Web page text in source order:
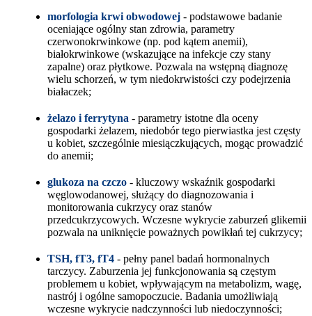
morfologia krwi obwodowej - podstawowe badanie
oceniające ogólny stan zdrowia, parametry
czerwonokrwinkowe (np. pod kątem anemii),
białokrwinkowe (wskazujące na infekcje czy stany
zapalne) oraz płytkowe. Pozwala na wstępną diagnozę
wielu schorzeń, w tym niedokrwistości czy podejrzenia
białaczek;
żelazo i ferrytyna - parametry istotne dla oceny
gospodarki żelazem, niedobór tego pierwiastka jest częsty
u kobiet, szczególnie miesiączkujących, mogąc prowadzić
do anemii;
glukoza na czczo - kluczowy wskaźnik gospodarki
węglowodanowej, służący do diagnozowania i
monitorowania cukrzycy oraz stanów
przedcukrzycowych. Wczesne wykrycie zaburzeń glikemii
pozwala na uniknięcie poważnych powikłań tej cukrzycy;
TSH, fT3, fT4 - pełny panel badań hormonalnych
tarczycy. Zaburzenia jej funkcjonowania są częstym
problemem u kobiet, wpływającym na metabolizm, wagę,
nastrój i ogólne samopoczucie. Badania umożliwiają
wczesne wykrycie nadczynności lub niedoczynności;